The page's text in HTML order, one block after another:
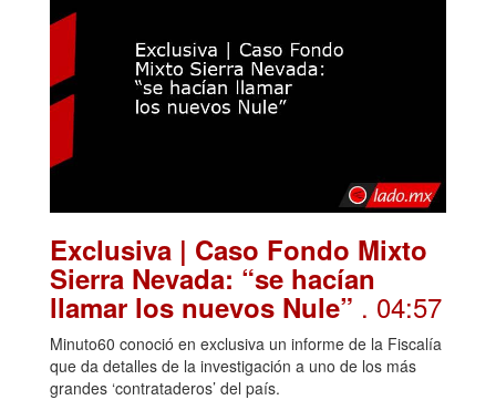
Exclusiva | Caso Fondo Mixto
Sierra Nevada: “se hacían
llamar los nuevos Nule” . 04:57
Minuto60 conoció en exclusiva un informe de la Fiscalía
que da detalles de la investigación a uno de los más
grandes ‘contrataderos’ del país.